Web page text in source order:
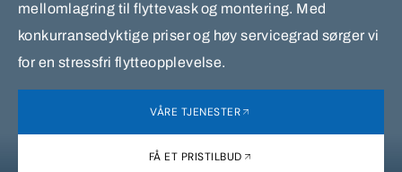
mellomlagring til flyttevask og montering. Med
konkurransedyktige priser og høy servicegrad sørger vi
for en stressfri flytteopplevelse.
VÅRE TJENESTER
FÅ ET PRISTILBUD